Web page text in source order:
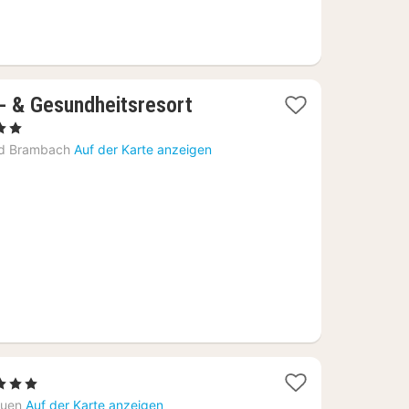
& Gesundheitsresort
Brambach Auf der Karte anzeigen
Auf der Karte anzeigen